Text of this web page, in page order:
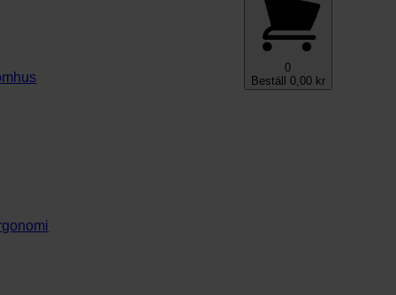
0
Beställ 0,00 kr